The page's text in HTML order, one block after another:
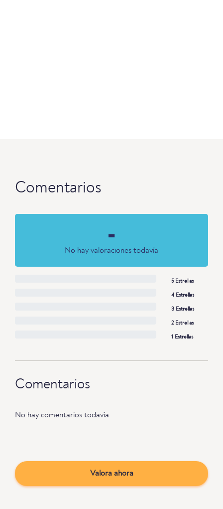
Comentarios
-
No hay valoraciones todavía
5 Estrellas
4 Estrellas
3 Estrellas
2 Estrellas
1 Estrellas
Comentarios
No hay comentarios todavía
Valora ahora